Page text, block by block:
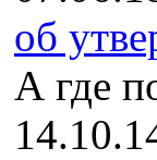
об
А где